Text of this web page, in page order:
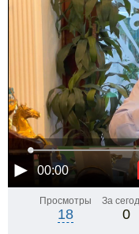
00:00
Просмотры
18
За
0